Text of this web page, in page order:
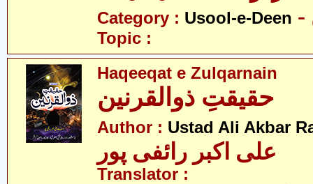
Category : Usool-e-Deen
Topic :
Haqeeqat e Zulqarnain
حقیقتِ ذوالقرنین
Author : Ustad Ali Akbar
علی اکبر رائفی پور
Translator :